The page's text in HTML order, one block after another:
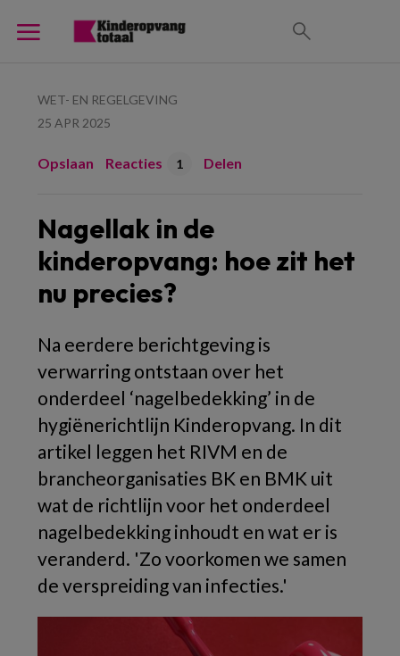
WET- EN REGELGEVING
25 APR 2025
Opslaan Reacties 1 Delen
Nagellak in de
kinderopvang: hoe zit het
nu precies?
Na eerdere berichtgeving is
verwarring ontstaan over het
onderdeel ‘nagelbedekking’ in de
hygiënerichtlijn Kinderopvang. In dit
artikel leggen het RIVM en de
brancheorganisaties BK en BMK uit
wat de richtlijn voor het onderdeel
nagelbedekking inhoudt en wat er is
veranderd. 'Zo voorkomen we samen
de verspreiding van infecties.'